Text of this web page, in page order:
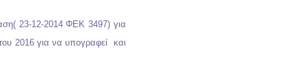
23-12-2014 ΦΕΚ 3497) για
2016 για να υπογραφεί και